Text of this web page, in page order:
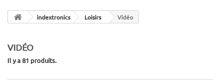
indextronics Loisirs Vidéo
VIDÉO
Il y a 81 produits.